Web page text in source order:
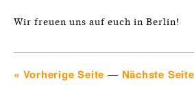
Wir freuen uns auf euch in Berlin!
« Vorherige Seite — Nächste